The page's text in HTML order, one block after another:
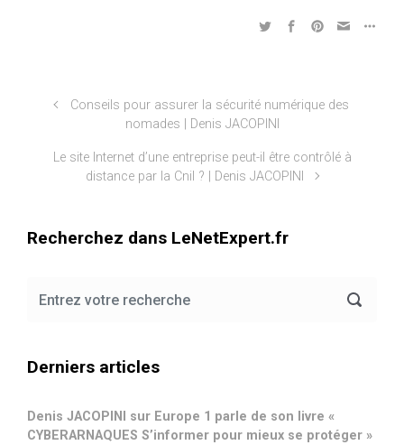
Conseils pour assurer la sécurité numérique des
nomades | Denis JACOPINI
Le site Internet d’une entreprise peut-il être contrôlé à
distance par la Cnil ? | Denis JACOPINI
Recherchez dans LeNetExpert.fr
Derniers articles
Denis JACOPINI sur Europe 1 parle de son livre «
CYBERARNAQUES S’informer pour mieux se protéger »